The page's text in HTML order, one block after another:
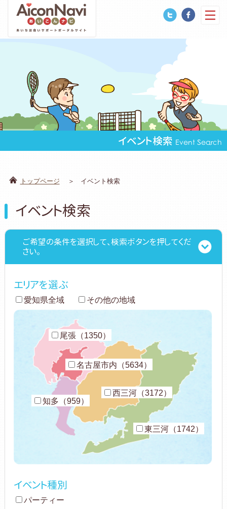
イベント検索 Event Search
トップページ イベント検索
イベント検索
ご希望の条件を選択して、検索ボタンを押してくだ
さい。
エリアを選ぶ
愛知県全域 その他の地域
名古屋市内（5634）
尾張（1350）
知多（959）
西三河（3172）
東三河（1742）
イベント種別
パーティー